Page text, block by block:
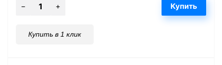
Купить в 1 клик